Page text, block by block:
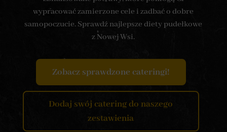
wypracować zamierzone cele i zadbać o dobre
samopoczucie. Sprawdź najlepsze diety pudełkowe
z Nowej Wsi.
Zobacz sprawdzone cateringi!
Dodaj swój catering do naszego
zestawienia